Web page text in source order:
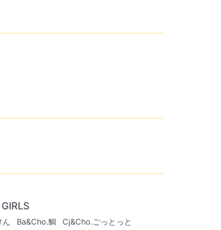
ん Ba&Cho.鯛 Cj&Cho.ごっとっと